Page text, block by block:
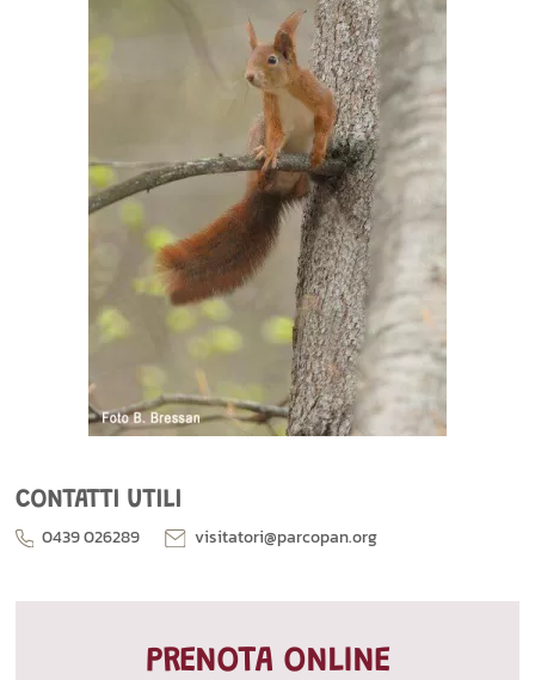
CONTATTI UTILI
0439 026289
visitatori@parcopan.org
PRENOTA ONLINE